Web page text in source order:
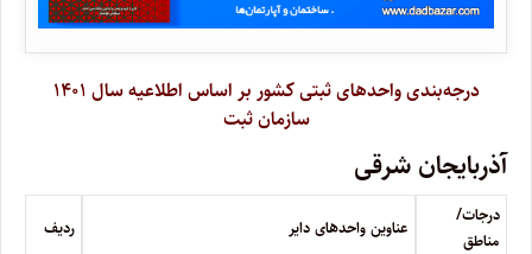
درجه‌بندی واحدهای ثبتی کشور بر اساس اطلاعیه سال ۱۴۰۱
سازمان ثبت
آذربایجان شرقی
درجات/
مناطق
عناوین واحدهای دایر ردیف